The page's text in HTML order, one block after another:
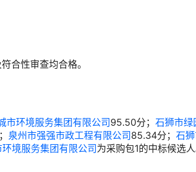
合性审查均合格。
市环境服务集团有限公司95.50分； 石狮市绿
泉州市强强市政工程有限公司85.34分； 石
境服务集团有限公司为采购包1的中标候选人